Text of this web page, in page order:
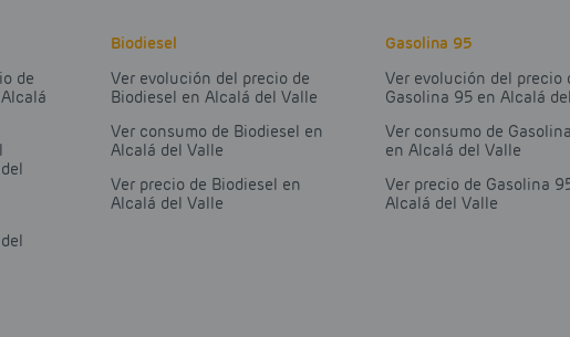
de
Biodiesel
Ver evolución del precio de
Biodiesel en Alcalá del Valle
Ver consumo de Biodiesel en
Alcalá del Valle
Ver precio de Biodiesel en
Alcalá del Valle
Gasolina 95
Ver evolución del precio
Gasolina 95 en Alcalá
Ver consumo de
en Alcalá del Valle
Ver precio de Gasolina
Alcalá del Valle